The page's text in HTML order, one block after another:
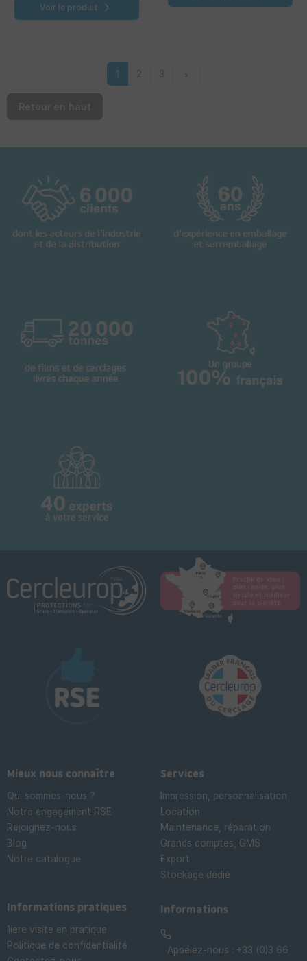
Voir le produit
1 2 3 keyboard_arrow_right
Retour en haut
Mieux nous connaître
Qui sommes-nous ?
Notre engagement RSE
Rejoignez-nous
Blog
Notre catalogue
Services
Impression, personnalisation
Location
Maintenance, réparation
Grands comptes, GMS
Export
Stockage dédié
Informations pratiques
1iere visite en pratique
Politique de confidentialité
Informations
Appelez-nous : +33 (0)3 66